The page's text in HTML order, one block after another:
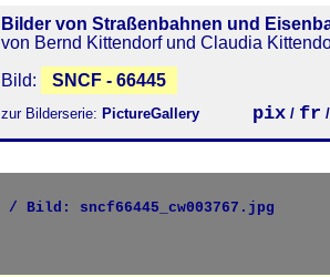
Bilder von Straßenbahnen und
von Bernd Kittendorf und Claudia
Bild:
SNCF - 66445
zur Bilderserie: PictureGallery pix / fr